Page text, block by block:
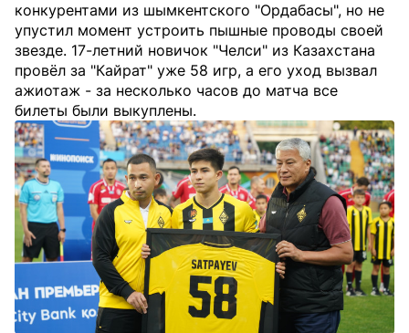
конкурентами из шымкентского "Ордабасы", но не
упустил момент устроить пышные проводы своей
звезде. 17-летний новичок "Челси" из Казахстана
провёл за "Кайрат" уже 58 игр, а его уход вызвал
ажиотаж - за несколько часов до матча все
билеты были выкуплены.